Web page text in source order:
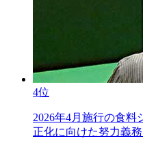
4位
2026年4月施行の食
正化に向けた努力義